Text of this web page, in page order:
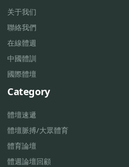
关于我们
聯絡我們
在線體週
中國體訓
國際體壇
Category
體壇速遞
體壇脈搏/大眾體育
體育論壇
體週論壇回顧